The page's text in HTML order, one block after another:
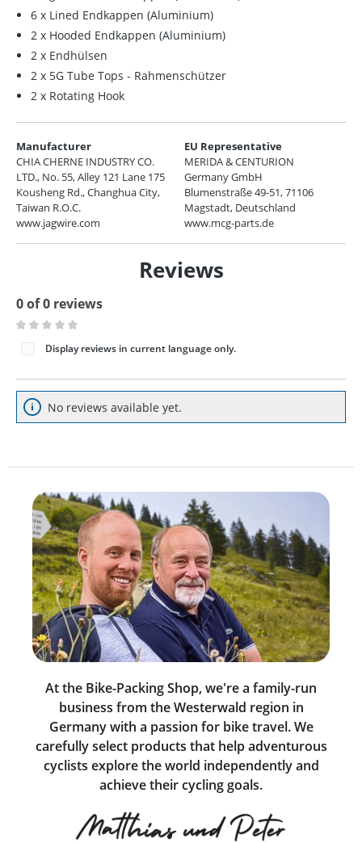
6 x Lined Endkappen (Aluminium)
2 x Hooded Endkappen (Aluminium)
2 x Endhülsen
2 x 5G Tube Tops - Rahmenschützer
2 x Rotating Hook
Manufacturer
CHIA CHERNE INDUSTRY CO.
LTD., No. 55, Alley 121 Lane 175
Kousheng Rd., Changhua City,
Taiwan R.O.C.
www.jagwire.com
EU Representative
MERIDA & CENTURION
Germany GmbH
Blumenstraße 49-51, 71106
Magstadt, Deutschland
www.mcg-parts.de
Reviews
0 of 0 reviews
Average rating of 0 out of 5 stars
Display reviews in current language only.
No reviews available yet.
At the Bike-Packing Shop, we're a family-run
business from the Westerwald region in
Germany with a passion for bike travel. We
carefully select products that help adventurous
cyclists explore the world independently and
achieve their cycling goals.